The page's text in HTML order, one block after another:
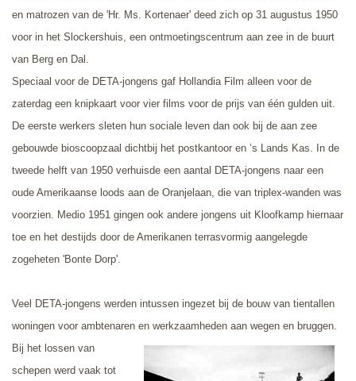
en matrozen van de 'Hr. Ms. Kortenaer' deed zich op 31 augustus 1950
voor in het Slockershuis, een ontmoetingscentrum aan zee in de buurt
van Berg en Dal.
Speciaal voor de DETA-jongens gaf Hollandia Film alleen voor de
zaterdag een knipkaart voor vier films voor de prijs van één gulden uit.
De eerste werkers sleten hun sociale leven dan ook bij de aan zee
gebouwde bioscoopzaal dichtbij het postkantoor en ’s Lands Kas. In de
tweede helft van 1950 verhuisde een aantal DETA-jongens naar een
oude Amerikaanse loods aan de Oranjelaan, die van triplex-wanden was
voorzien. Medio 1951 gingen ook andere jongens uit Kloofkamp hiernaar
toe en het destijds door de Amerikanen terrasvormig aangelegde
zogeheten 'Bonte Dorp'.
Veel DETA-jongens werden intussen ingezet bij de bouw van tientallen
woningen voor ambtenaren en werkzaamheden aan wegen en bruggen.
Bij het lossen van
schepen werd vaak tot